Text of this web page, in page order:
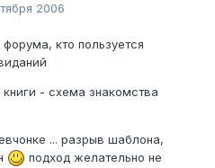
2006
кто пользуется
- схема знакомства
... разрыв шаблона,
подход желательно не